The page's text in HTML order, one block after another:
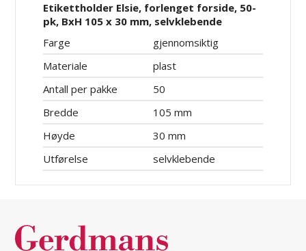
Etikettholder Elsie, forlenget forside, 50-
pk, BxH 105 x 30 mm, selvklebende
Farge
gjennomsiktig
Materiale
plast
Antall per pakke
50
Bredde
105 mm
Høyde
30 mm
Utførelse
selvklebende